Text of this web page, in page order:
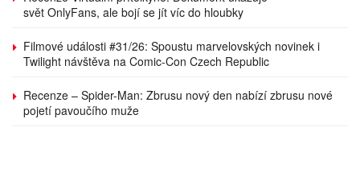
svět OnlyFans, ale bojí se jít víc do hloubky
Filmové události #31/26: Spoustu marvelovských novinek i
Twilight návštěva na Comic-Con Czech Republic
Recenze – Spider-Man: Zbrusu nový den nabízí zbrusu nové
pojetí pavoučího muže